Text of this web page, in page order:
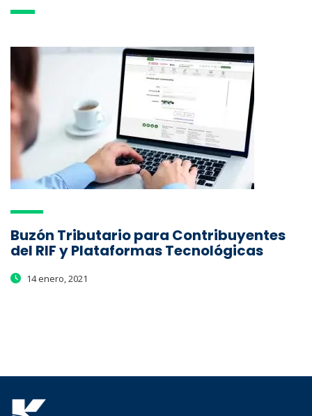
Buzón Tributario para Contribuyentes
del RIF y Plataformas Tecnológicas
14 enero, 2021